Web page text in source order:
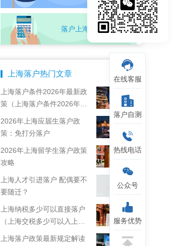
落户上海条件自测
上海落户热门文章
上海落户条件2026年最新政
策（上海落户条件2026年最
新政策解读）
2026年上海应届生落户政
策：免打分落户
2026年上海留学生落户政策
攻略
上海人才引进落户 配偶要不
要随迁？
上海纳税多少可以直接落户
（上海交税多少可以入上海
户口）
上海落户政策最新规定解读
在线客服
落户自测
热线电话
公众号
服务优势